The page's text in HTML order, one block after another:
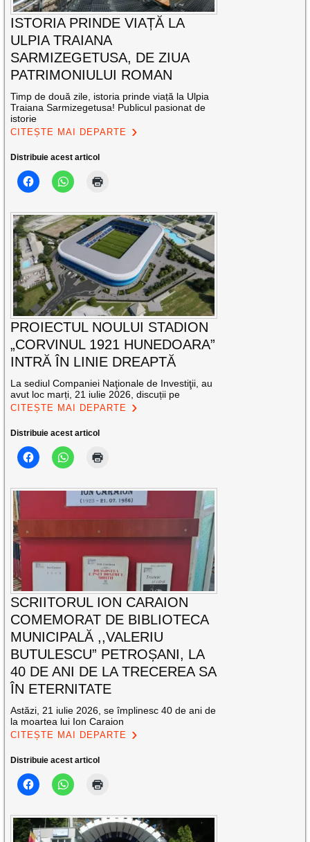
ISTORIA PRINDE VIAȚĂ LA
ULPIA TRAIANA
SARMIZEGETUSA, DE ZIUA
PATRIMONIULUI ROMAN
Timp de două zile, istoria prinde viață la Ulpia
Traiana Sarmizegetusa! Publicul pasionat de
istorie
CITEȘTE MAI DEPARTE
Distribuie acest articol
PROIECTUL NOULUI STADION
„CORVINUL 1921 HUNEDOARA”
INTRĂ ÎN LINIE DREAPTĂ
La sediul Companiei Naţionale de Investiţii, au
avut loc marți, 21 iulie 2026, discuții pe
CITEȘTE MAI DEPARTE
Distribuie acest articol
SCRIITORUL ION CARAION
COMEMORAT DE BIBLIOTECA
MUNICIPALĂ ,,VALERIU
BUTULESCU” PETROȘANI, LA
40 DE ANI DE LA TRECEREA SA
ÎN ETERNITATE
Astăzi, 21 iulie 2026, se împlinesc 40 de ani de
la moartea lui Ion Caraion
CITEȘTE MAI DEPARTE
Distribuie acest articol